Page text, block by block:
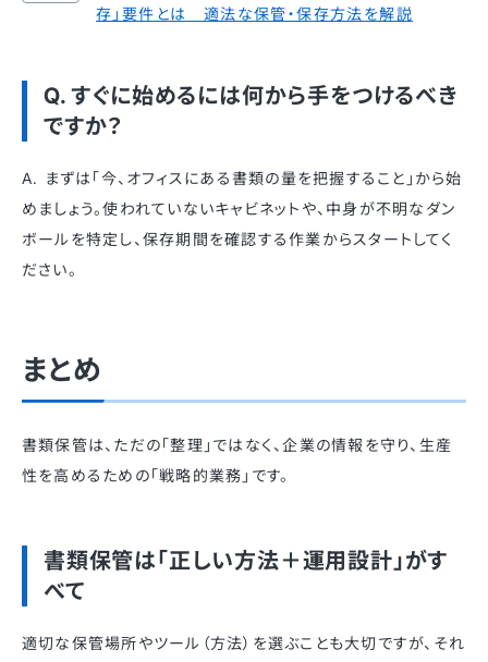
存」要件とは 適法な保管・保存方法を解説
Q. すぐに始めるには何から手をつけるべき
ですか？
A. まずは「今、オフィスにある書類の量を把握すること」から始
めましょう。使われていないキャビネットや、中身が不明なダン
ボールを特定し、保存期間を確認する作業からスタートしてく
ださい。
まとめ
書類保管は、ただの「整理」ではなく、企業の情報を守り、生産
性を高めるための「戦略的業務」です。
書類保管は「正しい方法＋運用設計」がす
べて
適切な保管場所やツール（方法）を選ぶことも大切ですが、それ